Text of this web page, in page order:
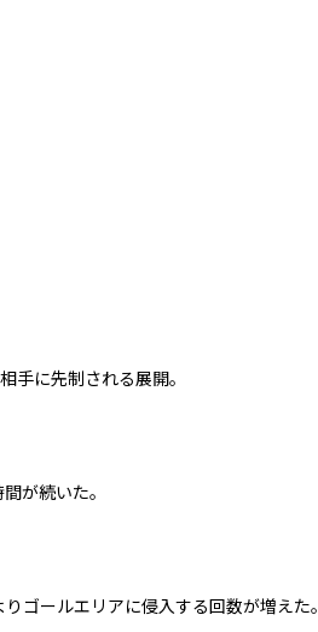
手に先制される展開。
が続いた。
ゴールエリアに侵入する回数が増えた。